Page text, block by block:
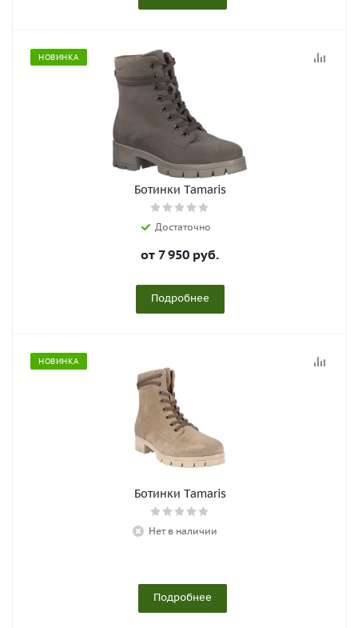
НОВИНКА
Ботинки Tamaris
Достаточно
от 7 950 руб.
Подробнее
НОВИНКА
Ботинки Tamaris
Нет в наличии
Подробнее